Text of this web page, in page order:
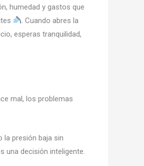
humedad y gastos que
. Cuando abres la
esperas tranquilidad,
mal, los problemas
la presión baja sin
una decisión inteligente.